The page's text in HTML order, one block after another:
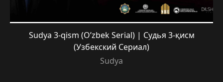
Sudya 3-qism (O’zbek Serial) | Судья 3-қисм
(Узбекский Сериал)
Sudya